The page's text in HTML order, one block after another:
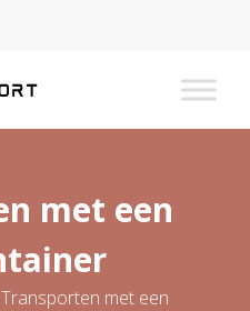
met een
Transporten met een